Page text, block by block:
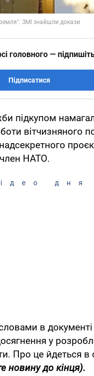
головного —
Підписатися
підкупом
вітчизняного
НАТО.
дня
в
у
Про це йдеться в
новину до кінця).